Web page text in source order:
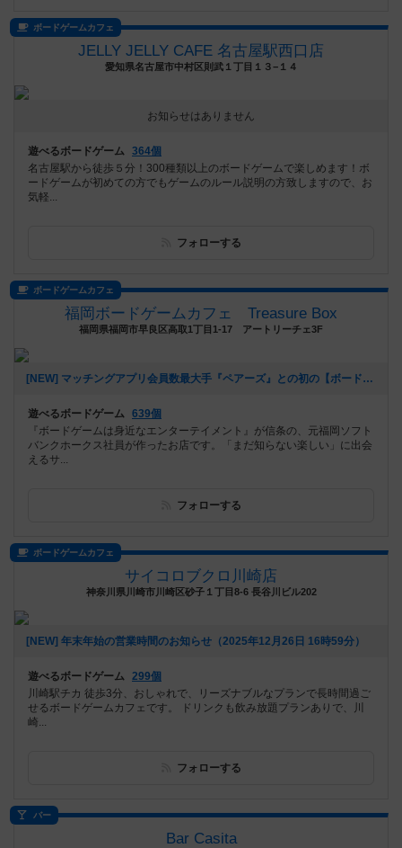
ボードゲームカフェ
JELLY JELLY CAFE 名古屋駅西口店
愛知県名古屋市中村区則武１丁目１３−１４
お知らせはありません
遊べるボードゲーム 364個
名古屋駅から徒歩５分！300種類以上のボードゲームで楽しめます！ボ
ードゲームが初めての方でもゲームのルール説明の方致しますので、お
気軽...
フォローする
ボードゲームカフェ
福岡ボードゲームカフェ Treasure Box
福岡県福岡市早良区高取1丁目1-17 アートリーチェ3F
[NEW] マッチングアプリ会員数最大手『ペアーズ』との初の【ボードゲームマッチングイベント】開催決定‼️（2026年01月06日 16時43分）
遊べるボードゲーム 639個
『ボードゲームは身近なエンターテイメント』が信条の、元福岡ソフト
バンクホークス社員が作ったお店です。「まだ知らない楽しい」に出会
えるサ...
フォローする
ボードゲームカフェ
サイコロブクロ川崎店
神奈川県川崎市川崎区砂子１丁目8-6 長谷川ビル202
[NEW] 年末年始の営業時間のお知らせ（2025年12月26日 16時59分）
遊べるボードゲーム 299個
川崎駅チカ 徒歩3分、おしゃれで、リーズナブルなプランで長時間過ご
せるボードゲームカフェです。 ドリンクも飲み放題プランありで、川
崎...
フォローする
バー
Bar Casita